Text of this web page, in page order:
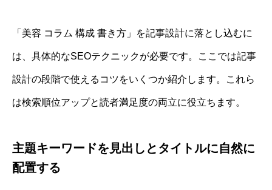
「美容 コラム 構成 書き方」を記事設計に落とし込むに
は、具体的なSEOテクニックが必要です。ここでは記事
設計の段階で使えるコツをいくつか紹介します。これら
は検索順位アップと読者満足度の両立に役立ちます。
主題キーワードを見出しとタイトルに自然に
配置する